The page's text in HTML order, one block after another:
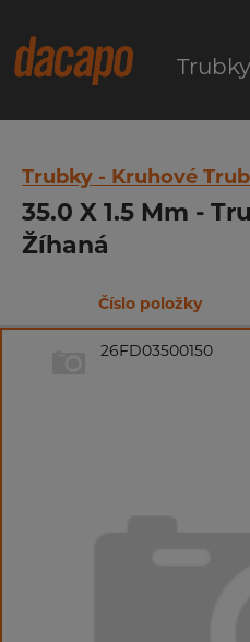
Trubky
Trubky - Kruhové
35.0 X 1.5 Mm -
Žíhaná
Číslo položky
26FD03500150